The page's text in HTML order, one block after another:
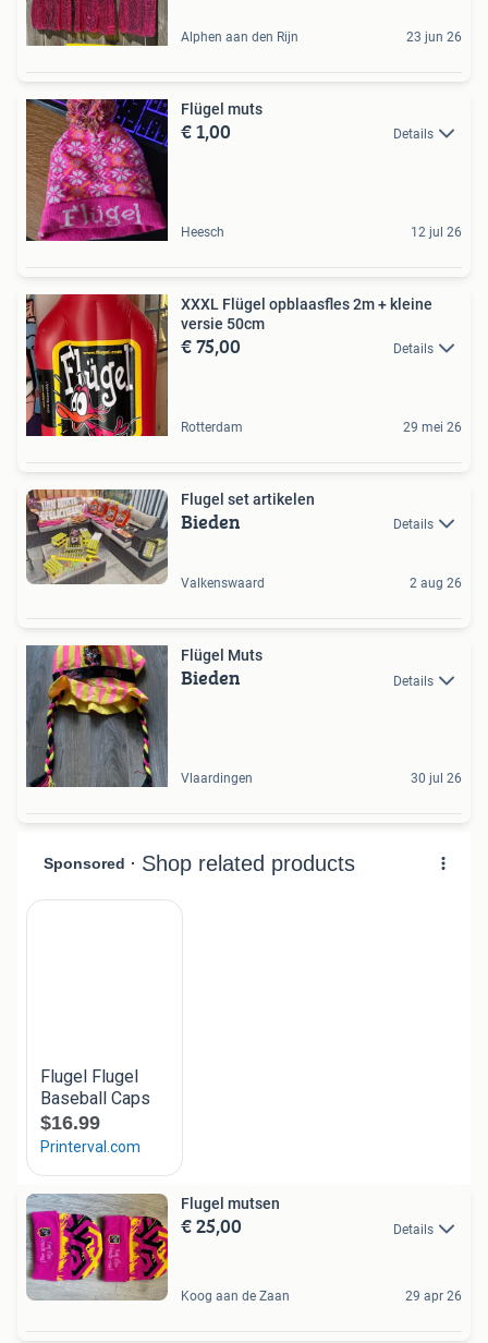
Alphen aan den Rijn 23 jun 26
Flügel muts
€ 1,00 Details
Heesch 12 jul 26
XXXL Flügel opblaasfles 2m + kleine
versie 50cm
€ 75,00 Details
Rotterdam 29 mei 26
Flugel set artikelen
Bieden Details
Valkenswaard 2 aug 26
Flügel Muts
Bieden Details
Vlaardingen 30 jul 26
Flugel mutsen
€ 25,00 Details
Koog aan de Zaan 29 apr 26